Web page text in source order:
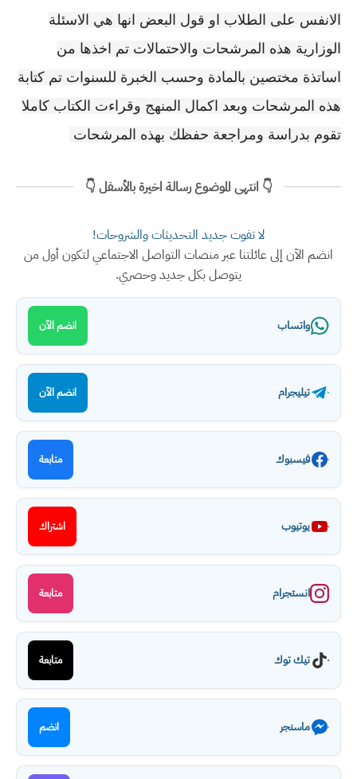
الانفس على الطلاب او قول البعض انها هي الاسئلة
الوزارية هذه المرشحات والاحتمالات تم اخذها من
اساتذة مختصين بالمادة وحسب الخبرة للسنوات تم كتابة
هذه المرشحات وبعد اكمال المنهج وقراءت الكتاب كاملا
تقوم بدراسة ومراجعة حفظك بهذه المرشحات
👇 انتهى الموضوع رسالة اخيرة بالأسفل 👇
لا تفوت جديد التحديثات والشروحات!
انضم الآن إلى عائلتنا عبر منصات التواصل الاجتماعي لتكون أول من
يتوصل بكل جديد وحصري.
واتساب انضم الآن
تيليجرام انضم الآن
فيسبوك متابعة
يوتيوب اشتراك
انستجرام متابعة
تيك توك متابعة
ماسنجر انضم